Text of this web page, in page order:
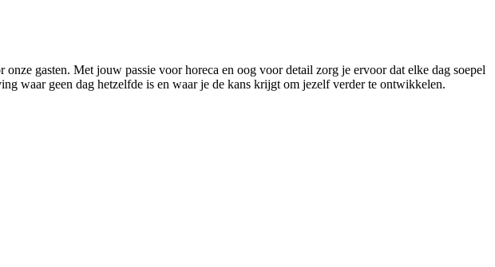
gasten. Met jouw passie voor horeca en oog voor detail zorg je ervoor dat elke dag soepel
waar geen dag hetzelfde is en waar je de kans krijgt om jezelf verder te ontwikkelen.